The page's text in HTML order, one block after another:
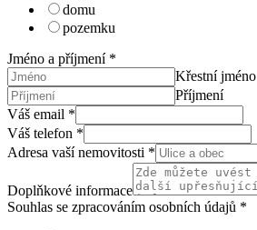
domu
pozemku
Jméno a příjmení *
Křestní jméno
Příjmení
Váš email *
Váš telefon *
Adresa vaší nemovitosti *
Doplňkové informace
Souhlas se zpracováním osobních údajů *